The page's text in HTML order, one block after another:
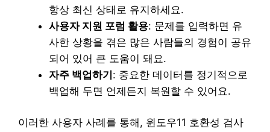
항상 최신 상태로 유지하세요.
사용자 지원 포럼 활용: 문제를 입력하면 유
사한 상황을 겪은 많은 사람들의 경험이 공유
되어 있어 큰 도움이 돼요.
자주 백업하기: 중요한 데이터를 정기적으로
백업해 두면 언제든지 복원할 수 있어요.
이러한 사용자 사례를 통해, 윈도우11 호환성 검사